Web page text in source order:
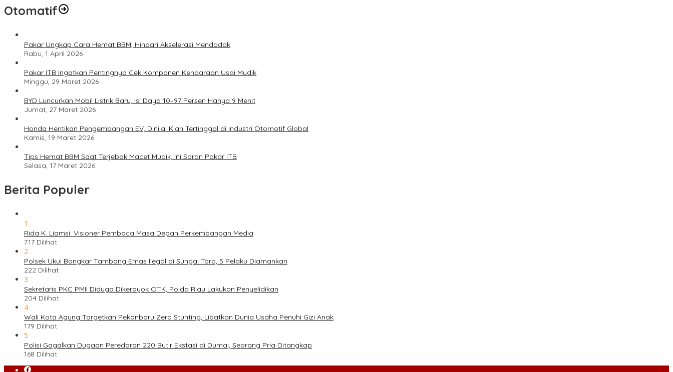
Otomatif
Pakar Ungkap Cara Hemat BBM, Hindari Akselerasi Mendadak
Rabu, 1 April 2026
Pakar ITB Ingatkan Pentingnya Cek Komponen Kendaraan Usai Mudik
Minggu, 29 Maret 2026
BYD Luncurkan Mobil Listrik Baru, Isi Daya 10–97 Persen Hanya 9 Menit
Jumat, 27 Maret 2026
Honda Hentikan Pengembangan EV, Dinilai Kian Tertinggal di Industri Otomotif Global
Kamis, 19 Maret 2026
Tips Hemat BBM Saat Terjebak Macet Mudik, Ini Saran Pakar ITB
Selasa, 17 Maret 2026
Berita Populer
1
Rida K. Liamsi: Visioner Pembaca Masa Depan Perkembangan Media
717 Dilihat
2
Polsek Ukui Bongkar Tambang Emas Ilegal di Sungai Toro, 5 Pelaku Diamankan
222 Dilihat
3
Sekretaris PKC PMII Diduga Dikeroyok OTK, Polda Riau Lakukan Penyelidikan
204 Dilihat
4
Wali Kota Agung Targetkan Pekanbaru Zero Stunting, Libatkan Dunia Usaha Penuhi Gizi Anak
179 Dilihat
5
Polisi Gagalkan Dugaan Peredaran 220 Butir Ekstasi di Dumai, Seorang Pria Ditangkap
168 Dilihat